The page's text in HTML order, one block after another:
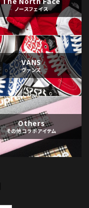
ノースフェイス
VANS
ヴァンズ
Others
その他コラボアイテム